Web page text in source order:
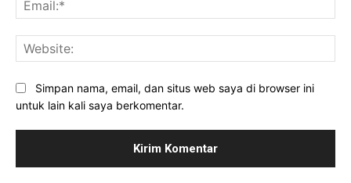
Simpan nama, email, dan situs web saya di browser ini
untuk lain kali saya berkomentar.